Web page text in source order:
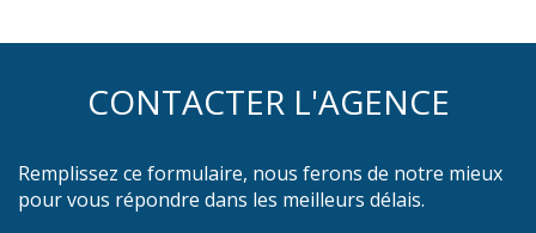
CONTACTER L'AGENCE
Remplissez ce formulaire, nous ferons de notre mieux
pour vous répondre dans les meilleurs délais.